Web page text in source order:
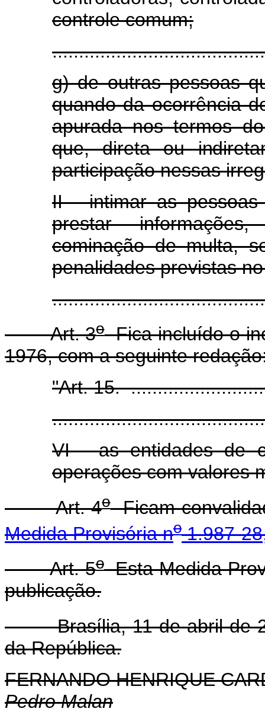
controle comum;
g) de outras pessoas
quando da ocorrência
apurada nos termos
que, direta ou
participação nessas
II - intimar as
prestar
cominação de multa,
penalidades previstas
Art. 3oFica incluído o
1976, com a seguinte
"Art. 15.
VI - as entidades de
operações com valores
Art. 4oFicam
Medida Provisória no1.987-
Art. 5oEsta Medida
publicação.
Brasília, 11 de abril de
da República.
FERNANDO HENRIQUE
Pedro Malan